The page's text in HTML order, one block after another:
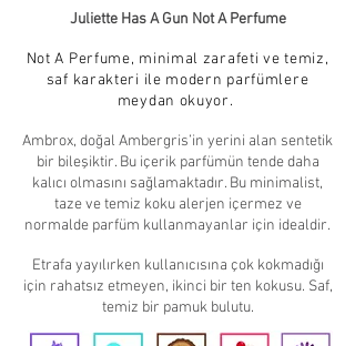
Juliette Has A Gun Not A Perfume
Not A Perfume, minimal zarafeti ve temiz,
saf karakteri ile modern parfümlere
meydan okuyor.
Ambrox, doğal Ambergris’in yerini alan sentetik
bir bileşiktir. Bu içerik parfümün tende daha
kalıcı olmasını sağlamaktadır. Bu minimalist,
taze ve temiz koku alerjen içermez ve
normalde parfüm kullanmayanlar için idealdir.
Etrafa yayılırken kullanıcısına çok kokmadığı
için rahatsız etmeyen, ikinci bir ten kokusu. Saf,
temiz bir pamuk bulutu.